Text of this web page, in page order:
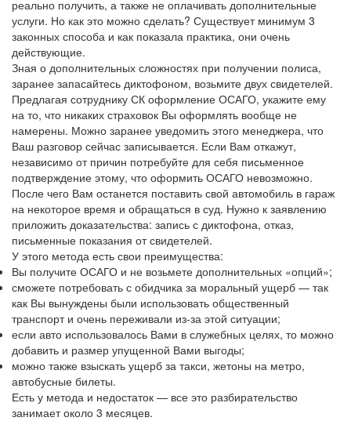
реально получить, а также не оплачивать дополнительные
услуги. Но как это можно сделать? Существует минимум 3
законных способа и как показала практика, они очень
действующие.
Зная о дополнительных сложностях при получении полиса,
заранее запасайтесь диктофоном, возьмите двух свидетелей.
Предлагая сотруднику СК оформление ОСАГО, укажите ему
на то, что никаких страховок Вы оформлять вообще не
намерены. Можно заранее уведомить этого менеджера, что
Ваш разговор сейчас записывается. Если Вам откажут,
независимо от причин потребуйте для себя письменное
подтверждение этому, что оформить ОСАГО невозможно.
После чего Вам останется поставить свой автомобиль в гараж
на некоторое время и обращаться в суд. Нужно к заявлению
приложить доказательства: запись с диктофона, отказ,
письменные показания от свидетелей.
У этого метода есть свои преимущества:
Вы получите ОСАГО и не возьмете дополнительных «опций»;
сможете потребовать с обидчика за моральный ущерб — так
как Вы вынуждены были использовать общественный
транспорт и очень переживали из-за этой ситуации;
если авто использовалось Вами в служебных целях, то можно
добавить и размер упущенной Вами выгоды;
можно также взыскать ущерб за такси, жетоны на метро,
автобусные билеты.
Есть у метода и недостаток — все это разбирательство
занимает около 3 месяцев.